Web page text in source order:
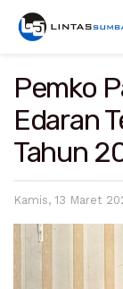
Pemko
Edaran
Tahun
Kamis, 13 Maret